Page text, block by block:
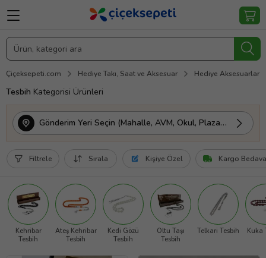
Çiçeksepeti.com Hediye Takı, Saat ve Aksesuar Hediye Aksesuarlar
Tesbih Kategorisi Ürünleri
Gönderim Yeri Seçin (Mahalle, AVM, Okul, Plaza vs.)
Filtrele Sırala Kişiye Özel Kargo Bedava
Kehribar
Tesbih
Ateş Kehribar
Tesbih
Kedi Gözü
Tesbih
Oltu Taşı
Tesbih
Telkari Tesbih Kuka